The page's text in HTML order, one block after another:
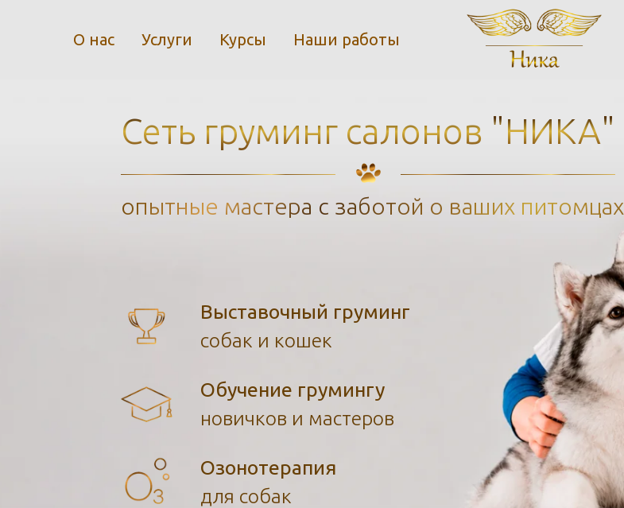
О нас Услуги Курсы Наши работы
собак и кошек
Выставочный груминг
новичков и мастеров
Обучение грумингу
для собак
Озонотерапия
опытные мастера с заботой о ваших питомцах
Сеть груминг салонов "НИКА"